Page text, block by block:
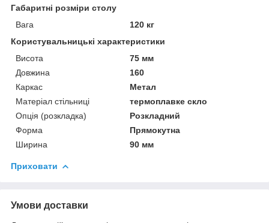
Габаритні розміри столу
Вага
120 кг
Користувальницькі характеристики
Висота
75 мм
Довжина
160
Каркас
Метал
Матеріал стільниці
термоплавке скло
Опція (розкладка)
Розкладний
Форма
Прямокутна
Ширина
90 мм
Приховати
Умови доставки